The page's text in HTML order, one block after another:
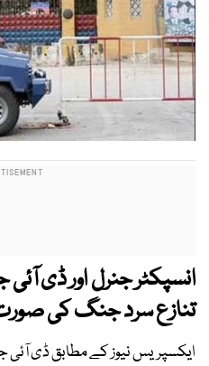
انسپکٹر جنرل اور ڈی
تنازع سرد جنگ کی
ایکسپریس نیوز کے مطابق ڈی